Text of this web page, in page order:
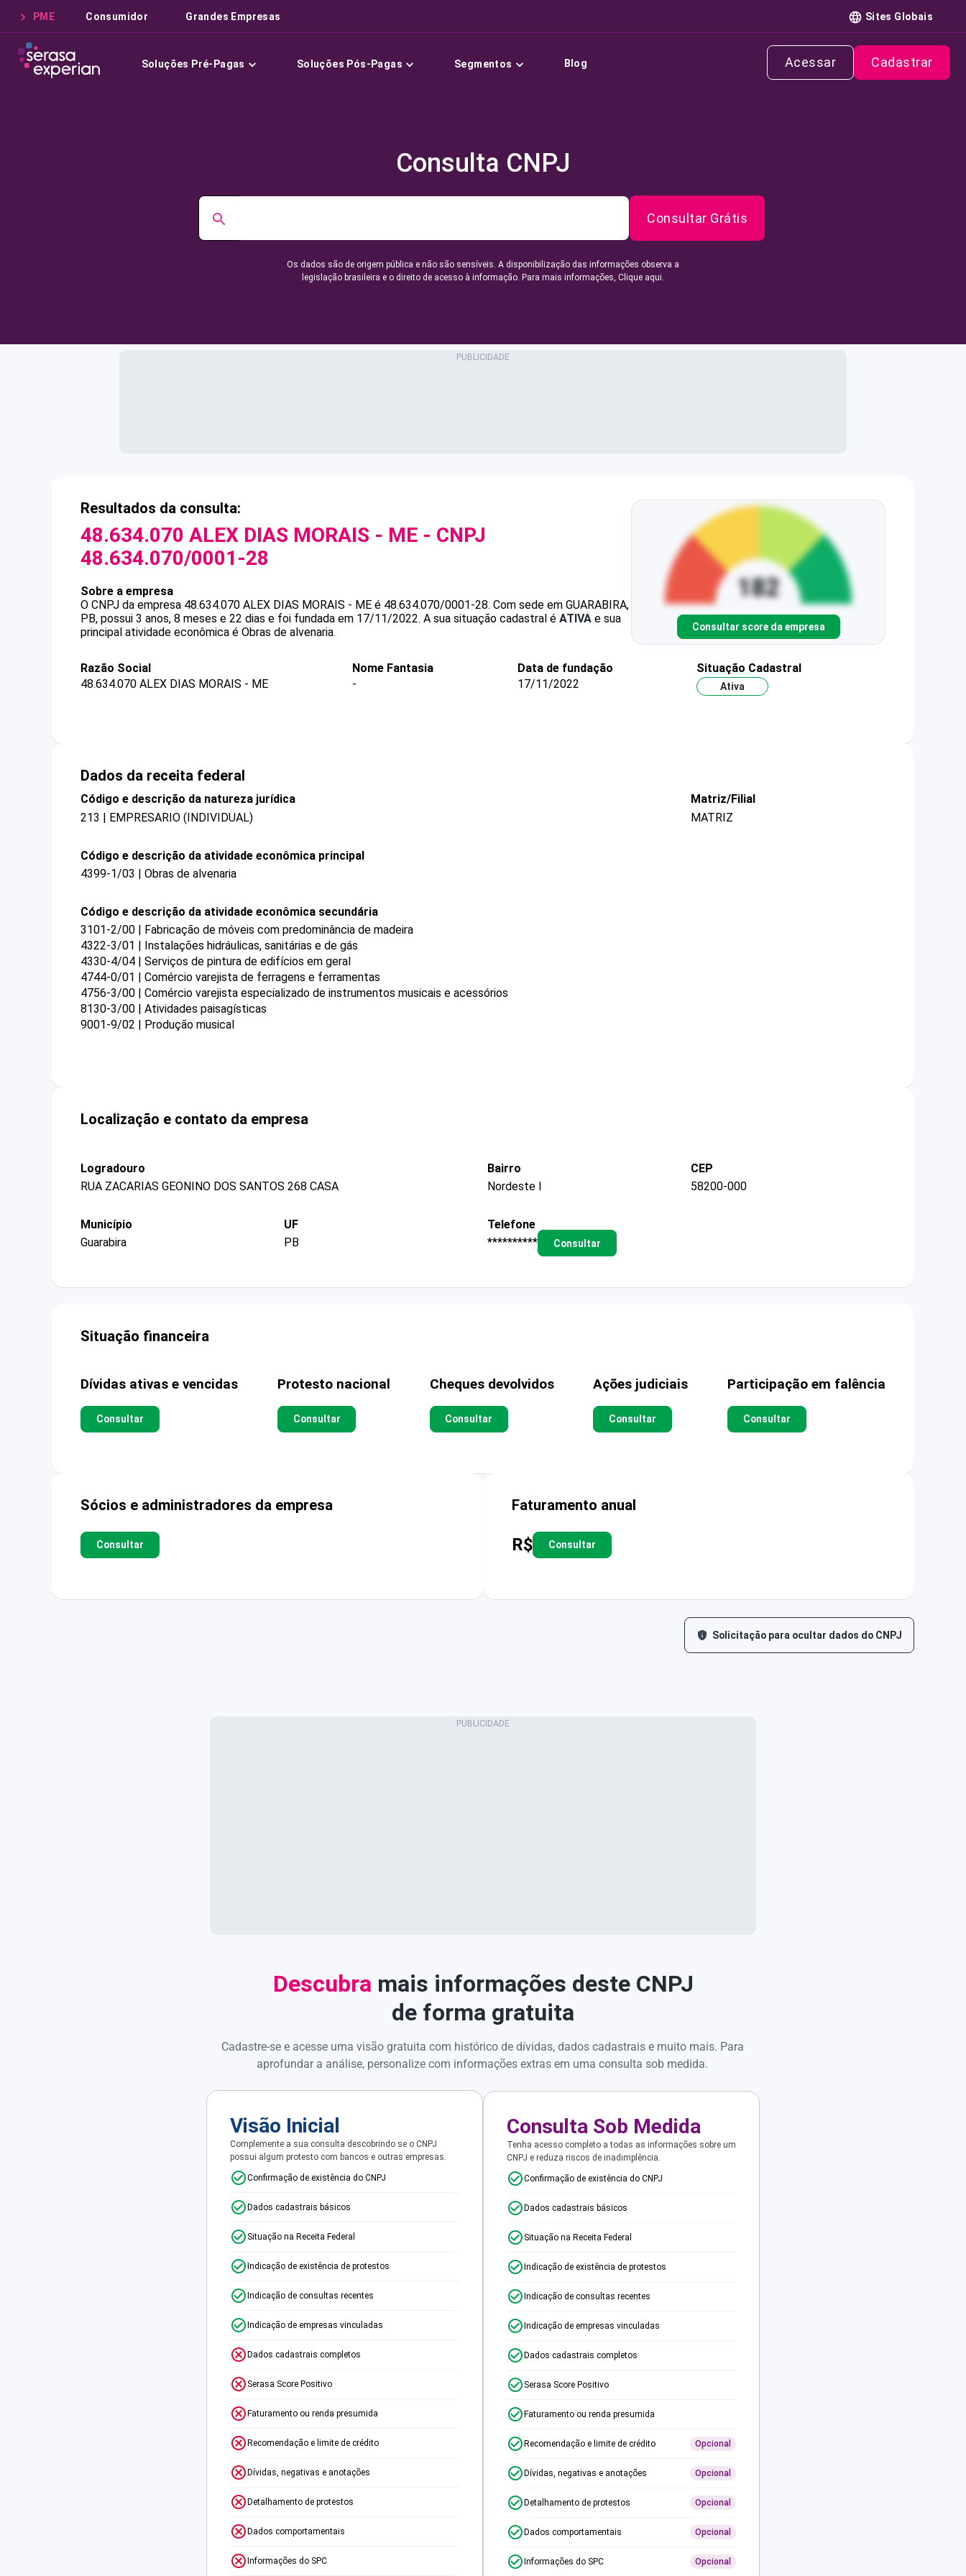
PME Consumidor Grandes Empresas Sites Globais
Soluções Pré-Pagas Soluções Pós-Pagas Segmentos Blog Acessar Cadastrar
Consulta CNPJ
Consultar Grátis
Os dados são de origem pública e não são sensíveis. A disponibilização das informações observa a
legislação brasileira e o direito de acesso à informação. Para mais informações, Clique aqui.
Resultados da consulta:
48.634.070 ALEX DIAS MORAIS - ME - CNPJ
48.634.070/0001-28
Sobre a empresa
O CNPJ da empresa 48.634.070 ALEX DIAS MORAIS - ME é 48.634.070/0001-28. Com sede em GUARABIRA,
PB, possui 3 anos, 8 meses e 22 dias e foi fundada em 17/11/2022. A sua situação cadastral é ATIVA e sua
principal atividade econômica é Obras de alvenaria.
Consultar score da empresa
Razão Social
48.634.070 ALEX DIAS MORAIS - ME
Nome Fantasia
-
Data de fundação
17/11/2022
Situação Cadastral
Ativa
Dados da receita federal
Código e descrição da natureza jurídica
213 | EMPRESARIO (INDIVIDUAL)
Matriz/Filial
MATRIZ
Código e descrição da atividade econômica principal
4399-1/03 | Obras de alvenaria
Código e descrição da atividade econômica secundária
3101-2/00 | Fabricação de móveis com predominância de madeira
4322-3/01 | Instalações hidráulicas, sanitárias e de gás
4330-4/04 | Serviços de pintura de edifícios em geral
4744-0/01 | Comércio varejista de ferragens e ferramentas
4756-3/00 | Comércio varejista especializado de instrumentos musicais e acessórios
8130-3/00 | Atividades paisagísticas
9001-9/02 | Produção musical
Localização e contato da empresa
Logradouro
RUA ZACARIAS GEONINO DOS SANTOS 268 CASA
Bairro
Nordeste I
CEP
58200-000
Município
Guarabira
UF
PB
Telefone
**********
Consultar
Situação financeira
Dívidas ativas e vencidas
Consultar
Protesto nacional
Consultar
Cheques devolvidos
Consultar
Ações judiciais
Consultar
Participação em falência
Consultar
Sócios e administradores da empresa
Consultar
Faturamento anual
R$ Consultar
Solicitação para ocultar dados do CNPJ
Descubra mais informações deste CNPJ
de forma gratuita
Cadastre-se e acesse uma visão gratuita com histórico de dívidas, dados cadastrais e muito mais. Para
aprofundar a análise, personalize com informações extras em uma consulta sob medida.
Visão Inicial
Complemente a sua consulta descobrindo se o CNPJ
possui algum protesto com bancos e outras empresas.
Confirmação de existência do CNPJ
Dados cadastrais básicos
Situação na Receita Federal
Indicação de existência de protestos
Indicação de consultas recentes
Indicação de empresas vinculadas
Dados cadastrais completos
Serasa Score Positivo
Faturamento ou renda presumida
Recomendação e limite de crédito
Dívidas, negativas e anotações
Detalhamento de protestos
Dados comportamentais
Informações do SPC
Consulta Sob Medida
Tenha acesso completo a todas as informações sobre um
CNPJ e reduza riscos de inadimplência.
Confirmação de existência do CNPJ
Dados cadastrais básicos
Situação na Receita Federal
Indicação de existência de protestos
Indicação de consultas recentes
Indicação de empresas vinculadas
Dados cadastrais completos
Serasa Score Positivo
Faturamento ou renda presumida
Recomendação e limite de crédito Opcional
Dívidas, negativas e anotações Opcional
Detalhamento de protestos Opcional
Dados comportamentais Opcional
Informações do SPC Opcional